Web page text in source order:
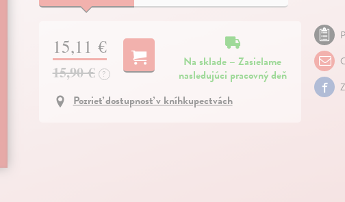
15,11 €
15,90 € ?
Na sklade – Zasielame
nasledujúci pracovný deň
Pozrieť dostupnosť v kníhkupectvách